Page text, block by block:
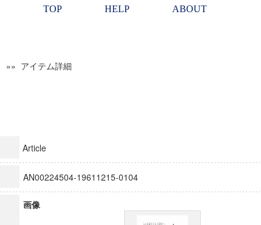
TOP HELP ABOUT
»» アイテム詳細
Article
AN00224504-19611215-0104
画像